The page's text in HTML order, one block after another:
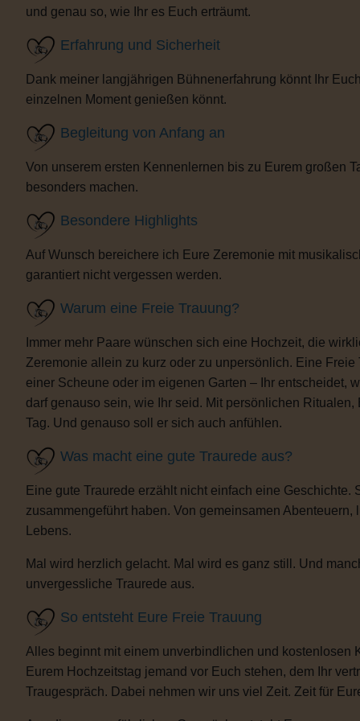
und genau so, wie Ihr es Euch erträumt.
Erfahrung und Sicherheit
Dank meiner langjährigen Bühnenerfahrung könnt Ihr
einzelnen Moment genießen könnt.
Begleitung von Anfang an
Von unserem ersten Kennenlernen bis zu Eurem großen
besonders machen.
Besondere Highlights
Auf Wunsch bereichere ich Eure Zeremonie mit
garantiert nicht vergessen werden.
Warum eine Freie Trauung?
Immer mehr Paare wünschen sich eine Hochzeit, die
Zeremonie allein zu kurz oder zu unpersönlich. Eine
einer Scheune oder im eigenen Garten – Ihr entscheidet,
darf genauso sein, wie Ihr seid. Mit persönlichen
Tag. Und genauso soll er sich auch anfühlen.
Was macht eine gute Traurede aus?
Eine gute Traurede erzählt nicht einfach eine
zusammengeführt haben. Von gemeinsamen
Lebens.
Mal wird herzlich gelacht. Mal wird es ganz still. Und
unvergessliche Traurede aus.
So entsteht Eure Freie Trauung
Alles beginnt mit einem unverbindlichen und
Eurem Hochzeitstag jemand vor Euch stehen, dem Ihr
Traugespräch. Dabei nehmen wir uns viel Zeit. Zeit für